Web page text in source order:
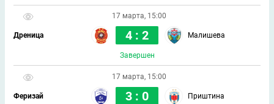
17 марта, 15:00
Дреница 4 : 2 Малишева
Завершен
17 марта, 15:00
Феризай 3 : 0 Приштина